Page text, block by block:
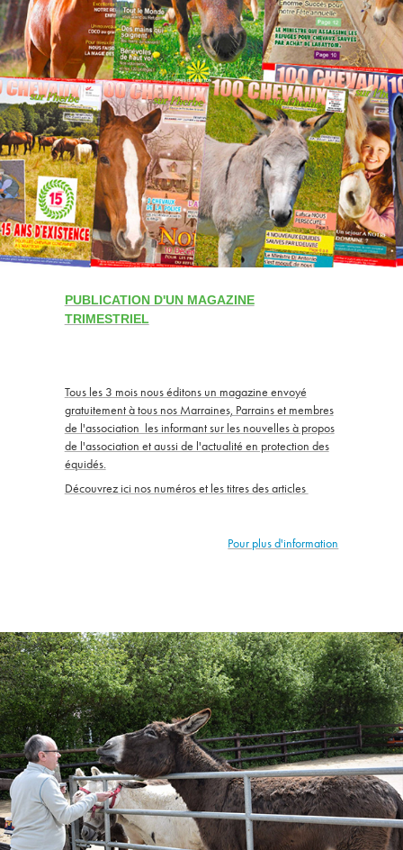
PUBLICATION D'UN MAGAZINE
TRIMESTRIEL
Tous les 3 mois nous éditons un magazine envoyé
gratuitement à tous nos Marraines, Parrains et membres
de l'association les informant sur les nouvelles à propos
de l'association et aussi de l'actualité en protection des
équidés.
Découvrez ici nos numéros et les titres des articles
Pour plus d'information